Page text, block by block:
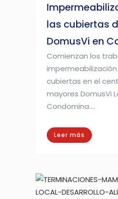
las cubiertas
DomusVi en
Comienzan los
cubiertas en el
mayores DomusVi
Condomina....
Leer más